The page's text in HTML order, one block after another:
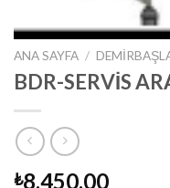
ANA SAYFA /
BDR-SERVİS
₺8,450.00